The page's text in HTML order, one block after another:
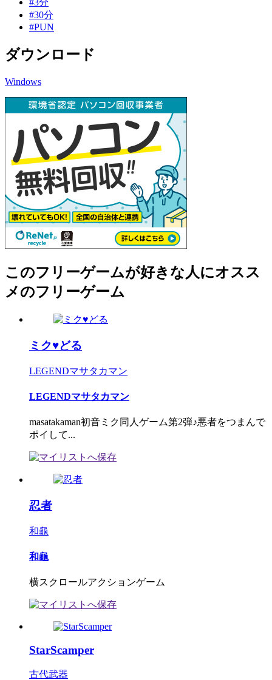
#30分
#PUN
ダウンロード
Windows
このフリーゲームが好きな人にオスス
メのフリーゲーム
ミク♥どる
LEGENDマサタカマン
LEGENDマサタカマン
masatakaman初音ミク同人ゲーム第2弾♪悪者をつまんで
ポイして...
忍者
和龜
和龜
横スクロールアクションゲーム
StarScamper
古代武器